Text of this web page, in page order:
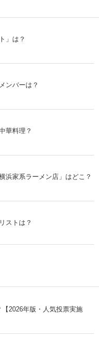
」は？
ンバーは？
華料理？
浜家系ラーメン店」はどこ？
ストは？
2026年版・人気投票実施